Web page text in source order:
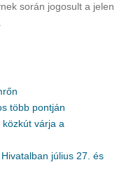
során jogosult a jelen
több pontján
várja a
július 27. és